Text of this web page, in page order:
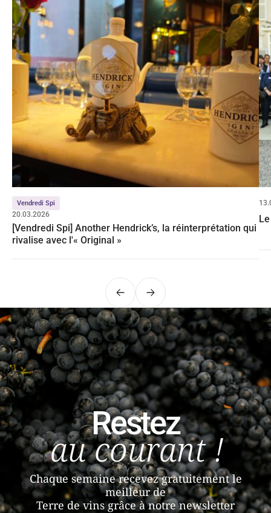
Vendredi Spi
20.03.2026
[Vendredi Spi] Another Hendrick’s, la réinterprétation qui
rivalise avec l'« Original »
PrécédentSuivant
Restez
au courant !
Chaque semaine recevez gratuitement le
meilleur de
Terre de vins grâce à notre newsletter